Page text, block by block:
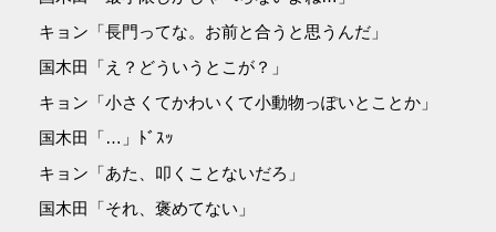
キョン「長門ってな。お前と合うと思うんだ」
国木田「え？どういうとこが？」
キョン「小さくてかわいくて小動物っぽいとことか」
国木田「…」ﾄﾞｽｯ
キョン「あた、叩くことないだろ」
国木田「それ、褒めてない」